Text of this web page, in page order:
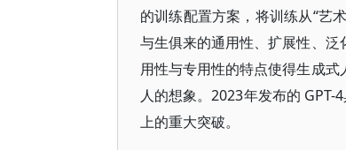
的训练配置方案，将训练从“艺
与生俱来的通用性、扩展性、泛
用性与专用性的特点使得生成
人的想象。2023年发布的
上的重大突破。